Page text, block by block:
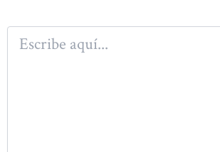
Escribe
aquí...